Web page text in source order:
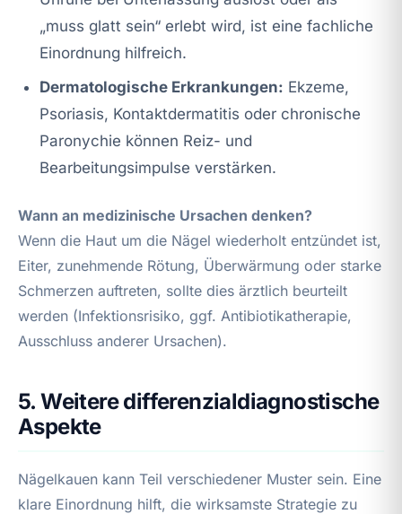
„muss glatt sein“ erlebt wird, ist eine fachliche
Einordnung hilfreich.
Dermatologische Erkrankungen: Ekzeme,
Psoriasis, Kontaktdermatitis oder chronische
Paronychie können Reiz- und
Bearbeitungsimpulse verstärken.
Wann an medizinische Ursachen denken?
Wenn die Haut um die Nägel wiederholt entzündet ist,
Eiter, zunehmende Rötung, Überwärmung oder starke
Schmerzen auftreten, sollte dies ärztlich beurteilt
werden (Infektionsrisiko, ggf. Antibiotikatherapie,
Ausschluss anderer Ursachen).
5. Weitere differenzialdiagnostische
Aspekte
Nägelkauen kann Teil verschiedener Muster sein. Eine
klare Einordnung hilft, die wirksamste Strategie zu